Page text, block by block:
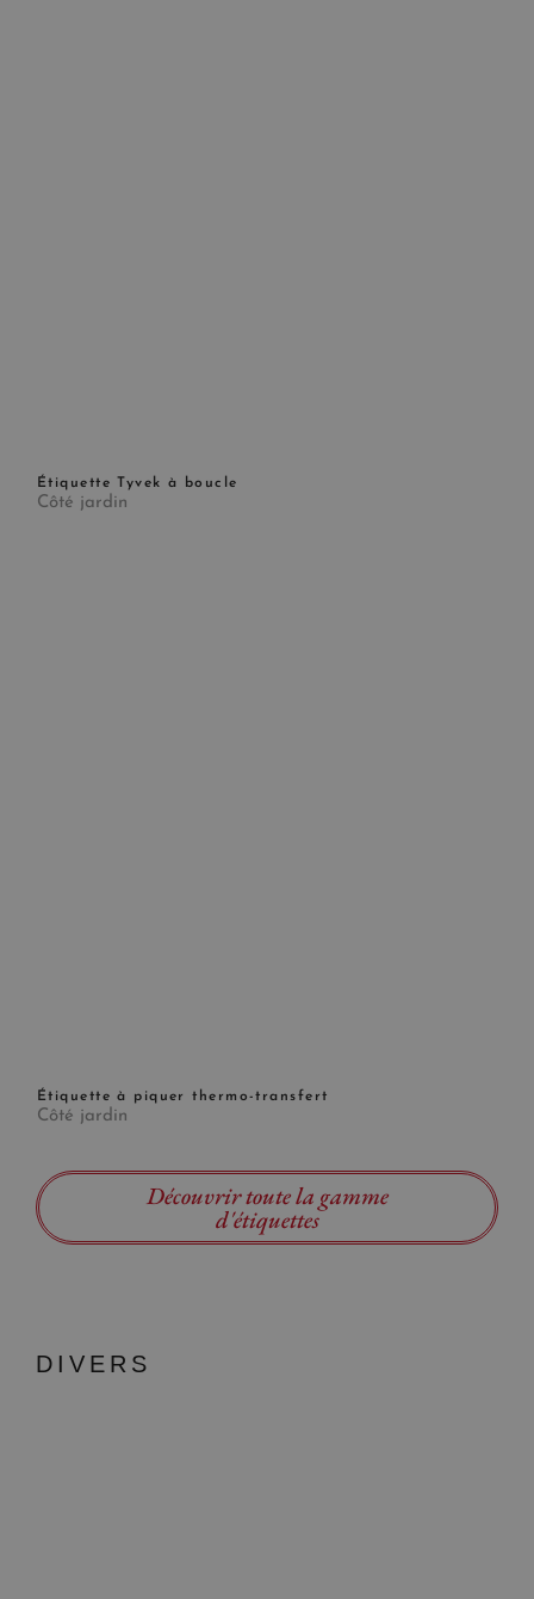
Étiquette Tyvek à boucle
Côté jardin
Étiquette à piquer thermo-transfert
Côté jardin
Découvrir toute la gamme
d'étiquettes
DIVERS